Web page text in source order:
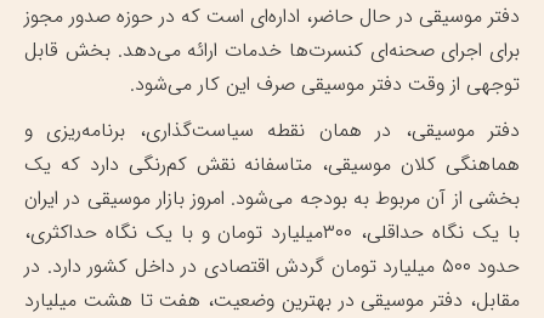
دفتر موسیقی در حال حاضر، اداره‌ای است که در حوزه صدور مجوز
برای اجرای صحنه‌ای کنسرت‌ها خدمات ارائه می‌دهد. بخش قابل
توجهی از وقت دفتر موسیقی صرف این کار می‌شود.
دفتر موسیقی، در همان نقطه سیاست‌گذاری، برنامه‌ریزی و
هماهنگی کلان موسیقی، متاسفانه نقش کم‌رنگی دارد که یک
بخشی از آن مربوط به بودجه می‌شود. امروز بازار موسیقی در ایران
با یک نگاه حداقلی، ۳۰۰میلیارد تومان و با یک نگاه حداکثری،
حدود ۵۰۰ میلیارد تومان گردش اقتصادی در داخل کشور دارد. در
مقابل، دفتر موسیقی در بهترین وضعیت، هفت تا هشت میلیارد